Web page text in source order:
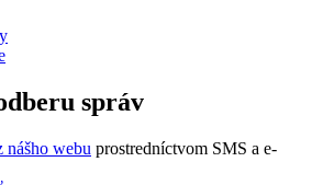
správ
nášho webu prostredníctvom SMS a e-